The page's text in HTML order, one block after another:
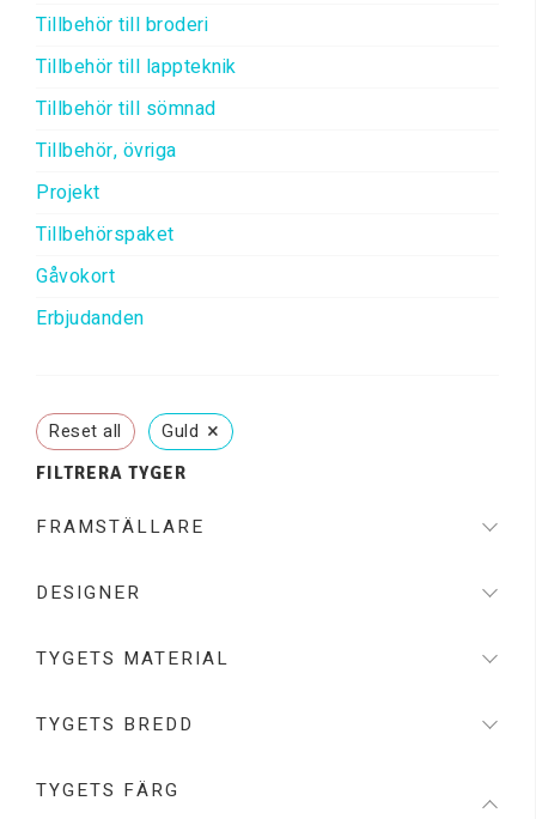
Tillbehör till broderi
Tillbehör till lappteknik
Tillbehör till sömnad
Tillbehör, övriga
Projekt
Tillbehörspaket
Gåvokort
Erbjudanden
Reset all Guld ×
FILTRERA TYGER
FRAMSTÄLLARE
DESIGNER
TYGETS MATERIAL
TYGETS BREDD
TYGETS FÄRG